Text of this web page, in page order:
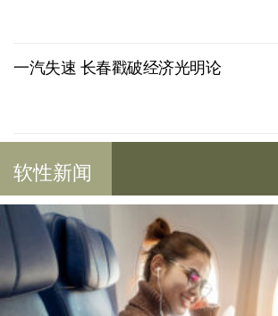
一汽失速 长春戳破经济光明论
软性新闻